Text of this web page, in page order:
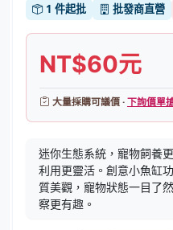
1 件起批 批發商直營
NT$60元
大量採購可議價 ·下詢價單
迷你生態系統，寵物飼養
利用更靈活。創意小魚缸
質美觀，寵物狀態一目了
察更有趣。